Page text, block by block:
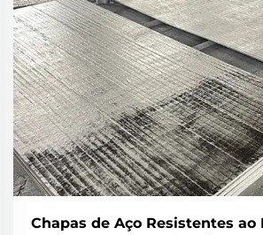
Chapas de Aço Resistentes ao